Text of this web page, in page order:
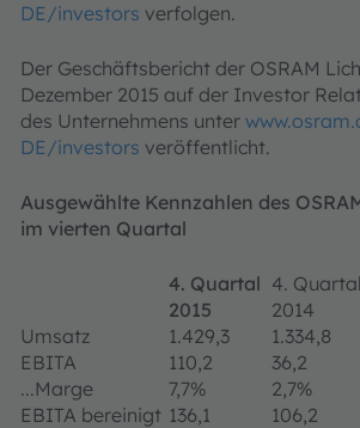
DE/investors verfolgen.
Der Geschäftsbericht der OSRAM
Dezember 2015 auf der Investor
des Unternehmens unter
DE/investors veröffentlicht.
Ausgewählte Kennzahlen des
im vierten Quartal
4. Quartal
2015
4. Quartal
2014
Umsatz
1.429,3 1.334,8
EBITA
110,2 36,2
...Marge
7,7% 2,7%
EBITA bereinigt 136,1 106,2